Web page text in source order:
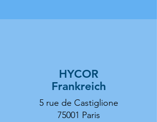
HYCOR
Frankreich
5 rue de Castiglione
75001 Paris